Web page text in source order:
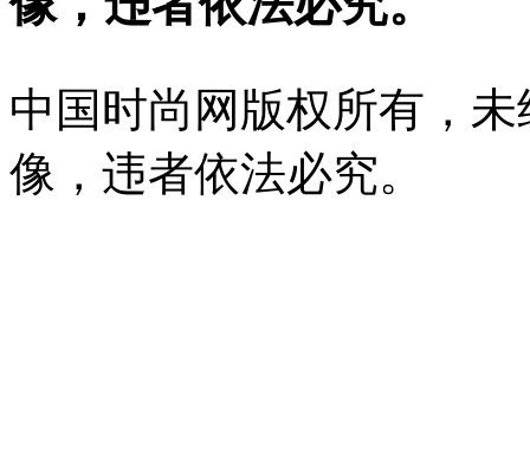
中国时尚网版权所有，
像，违者依法必究。